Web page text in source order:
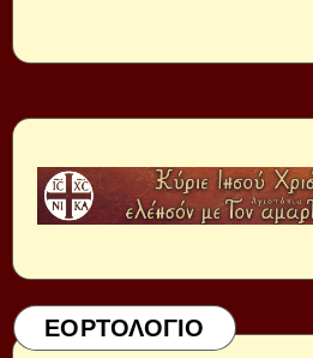
ΕΟΡΤΟΛΟΓΙΟ